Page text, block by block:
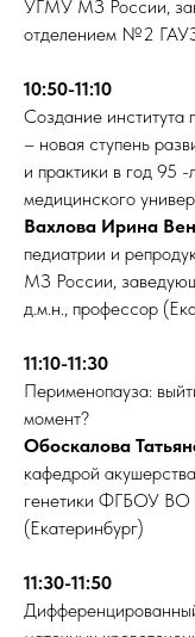
УГМУ МЗ России,
отделением №2
10:50-11:10
Создание института
– новая ступень
и практики в год 95 -
медицинского
Вахлова Ирина
педиатрии и
МЗ России,
д.м.н., профессор
11:10-11:30
Перименопауза:
момент?
Обоскалова
кафедрой
генетики ФГБОУ ВО
(Екатеринбург)
11:30-11:50